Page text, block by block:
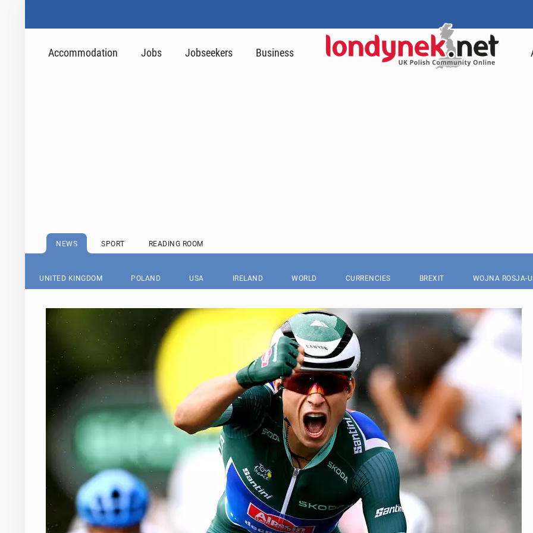
Accommodation Jobs Jobseekers Business
NEWS SPORT READING ROOM
UNITED KINGDOM POLAND USA IRELAND WORLD CURRENCIES BREXIT WOJNA ROSJA-